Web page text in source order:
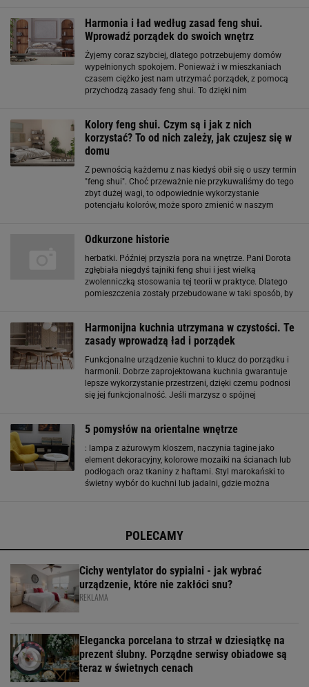
Harmonia i ład według zasad feng shui.
Wprowadź porządek do swoich wnętrz
Żyjemy coraz szybciej, dlatego potrzebujemy domów
wypełnionych spokojem. Ponieważ i w mieszkaniach
czasem ciężko jest nam utrzymać porządek, z pomocą
przychodzą zasady feng shui. To dzięki nim
Kolory feng shui. Czym są i jak z nich
korzystać? To od nich zależy, jak czujesz się w
domu
Z pewnością każdemu z nas kiedyś obił się o uszy termin
"feng shui". Choć przeważnie nie przykuwaliśmy do tego
zbyt dużej wagi, to odpowiednie wykorzystanie
potencjału kolorów, może sporo zmienić w naszym
Odkurzone historie
herbatki. Później przyszła pora na wnętrze. Pani Dorota
zgłębiała niegdyś tajniki feng shui i jest wielką
zwolenniczką stosowania tej teorii w praktyce. Dlatego
pomieszczenia zostały przebudowane w taki sposób, by
Harmonijna kuchnia utrzymana w czystości. Te
zasady wprowadzą ład i porządek
Funkcjonalne urządzenie kuchni to klucz do porządku i
harmonii. Dobrze zaprojektowana kuchnia gwarantuje
lepsze wykorzystanie przestrzeni, dzięki czemu podnosi
się jej funkcjonalność. Jeśli marzysz o spójnej
5 pomysłów na orientalne wnętrze
: lampa z ażurowym kloszem, naczynia tagine jako
element dekoracyjny, kolorowe mozaiki na ścianach lub
podłogach oraz tkaniny z haftami. Styl marokański to
świetny wybór do kuchni lub jadalni, gdzie można
POLECAMY
Cichy wentylator do sypialni - jak wybrać
urządzenie, które nie zakłóci snu?
REKLAMA
Elegancka porcelana to strzał w dziesiątkę na
prezent ślubny. Porządne serwisy obiadowe są
teraz w świetnych cenach